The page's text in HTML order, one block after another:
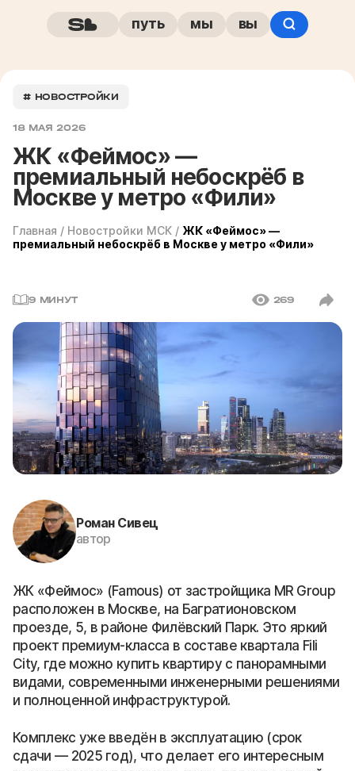
путь мы вы
# НОВОСТРОЙКИ
18 МАЯ 2026
ЖК «Феймос» —
премиальный небоскрёб в
Москве у метро «Фили»
Главная / Новостройки МСК / ЖК «Феймос» —
премиальный небоскрёб в Москве у метро «Фили»
9 МИНУТ 269
Роман Сивец
автор
ЖК «Феймос» (Famous) от застройщика MR Group
расположен в Москве, на Багратионовском
проезде, 5, в районе Филёвский Парк. Это яркий
проект премиум-класса в составе квартала Fili
City, где можно купить квартиру с панорамными
видами, современными инженерными решениями
и полноценной инфраструктурой.
Комплекс уже введён в эксплуатацию (срок
сдачи — 2025 год), что делает его интересным